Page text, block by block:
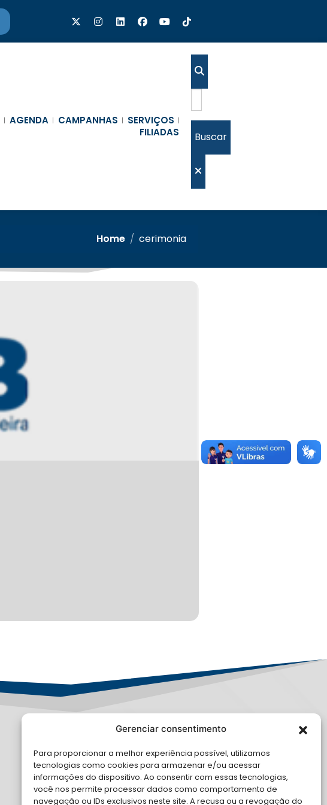
Gerenciar consentimento
Para proporcionar a melhor experiência possível, utilizamos
tecnologias como cookies para armazenar e/ou acessar
informações do dispositivo. Ao consentir com essas tecnologias,
você nos permite processar dados como comportamento de
navegação ou IDs exclusivos neste site. A recusa ou a revogação do
AGENDA CAMPANHAS
SERVIÇOS
FILIADAS
Buscar
Home / cerimonia
LGPD
FALE CONOSCO
Solicite Apoio Institucional da AMB
para o seu evento